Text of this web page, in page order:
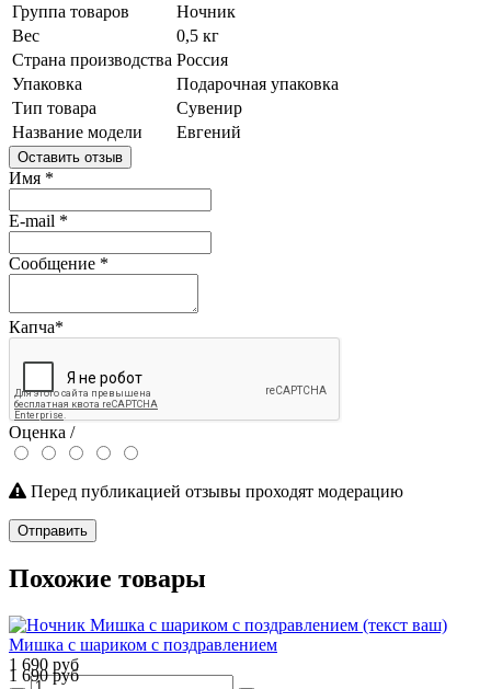
Группа товаров
Ночник
Вес
0,5 кг
Страна производства Россия
Упаковка
Подарочная упаковка
Тип товара
Сувенир
Название модели
Евгений
Оставить отзыв
Имя *
E-mail *
Сообщение *
Капча*
Оценка /
Перед публикацией отзывы проходят модерацию
Отправить
Похожие товары
Мишка с шариком с поздравлением
1 690 руб
1 690 руб